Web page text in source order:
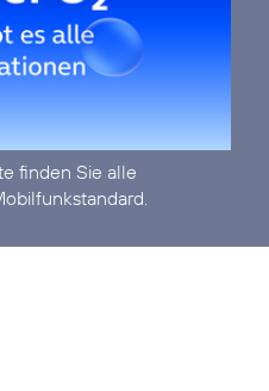
finden Sie alle